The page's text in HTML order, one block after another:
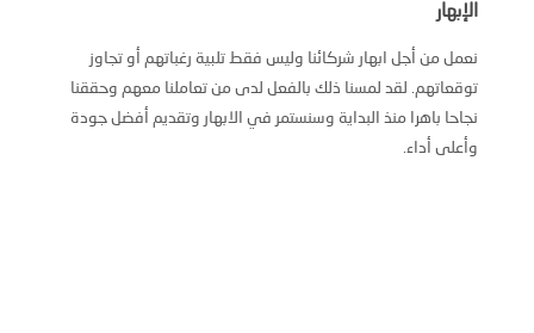
الإبهار
نعمل من أجل ابهار شركائنا وليس فقط تلبية رغباتهم أو تجاوز
توقعاتهم. لقد لمسنا ذلك بالفعل لدى من تعاملنا معهم وحققنا
نجاحا باهرا منذ البداية وسنستمر في الابهار وتقديم أفضل جودة
وأعلى أداء.